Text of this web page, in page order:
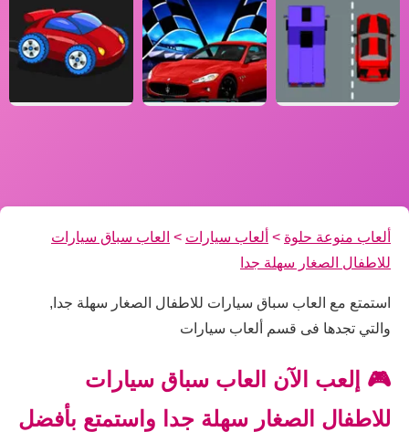
ألعاب منوعة حلوة > ألعاب سيارات > العاب سباق سيارات
للاطفال الصغار سهلة جدا
استمتع مع العاب سباق سيارات للاطفال الصغار سهلة جدا,
والتي تجدها فى قسم ألعاب سيارات
🎮 إلعب الآن العاب سباق سيارات
للاطفال الصغار سهلة جدا واستمتع بأفضل